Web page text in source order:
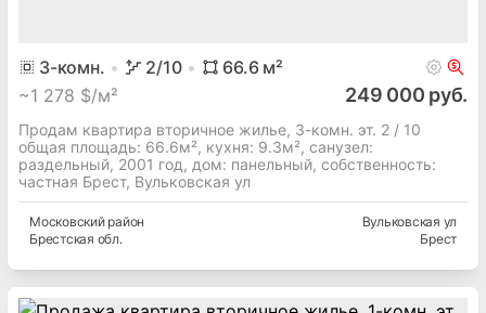
3-комн. 2/10 66.6м²
~1 278 $/м² 249 000 руб.
Продам квартира вторичное жилье, 3-комн. эт. 2 / 10
общая площадь: 66.6м², кухня: 9.3м², cанузел:
раздельный, 2001 год, дом: панельный, собственность:
частная Брест, Вульковская ул
Московскийрайон
Брестская обл.
Вульковская ул
Брест